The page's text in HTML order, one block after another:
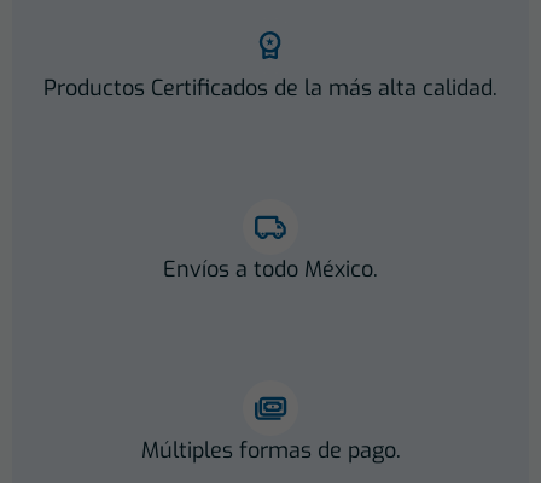
Productos Certificados de la más alta calidad.
Envíos a todo México.
Múltiples formas de pago.